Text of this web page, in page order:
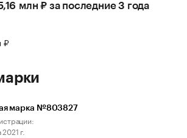
млн ₽ за последние 3 года
₽
марка №803827
г.